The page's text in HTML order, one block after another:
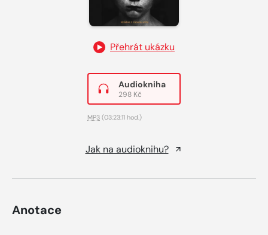
Přehrát ukázku
Audiokniha
298 Kč
MP3 (03:23:11 hod.)
Jak na audioknihu?
Anotace